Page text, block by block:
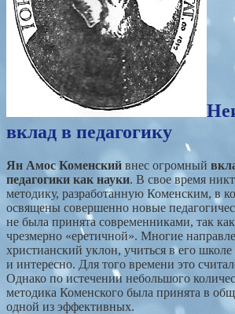
вклад в педагогику
Ян Амос Коменский внес огромный
педагогики как науки. В свое время
методику, разработанную Коменским, в
освящены совершенно новые
не была принята современниками, так как
чрезмерно «еретичной». Многие
христианский уклон, учиться в его
и интересно. Для того времени это
Однако по истечении небольшого
методика Коменского была принята в
одной из эффективных.